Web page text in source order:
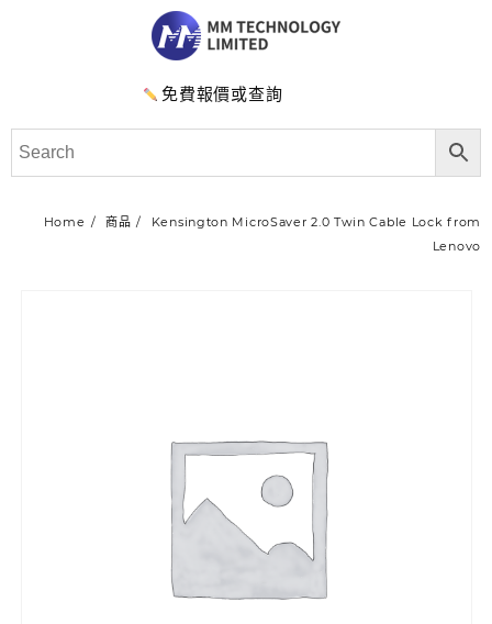
免費報價或查詢
Home 商品
Kensington MicroSaver 2.0 Twin Cable Lock from
Lenovo